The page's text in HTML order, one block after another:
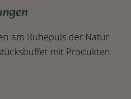
am Ruhepuls der Natur
mit Produkten